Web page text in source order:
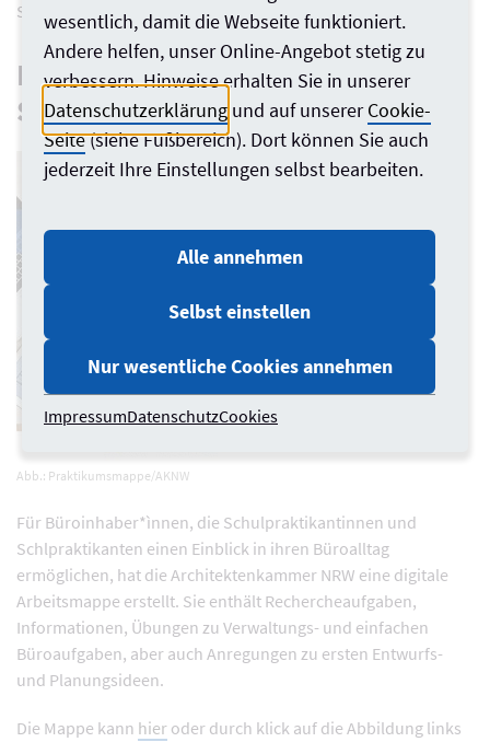
Schule”
Neu: Arbeitsmappe für
Schulpraktikant*innen
Abb.: Praktikumsmappe/AKNW
Für Büroinhaber*ìnnen, die Schulpraktikantinnen und
Schlpraktikanten einen Einblick in ihren Büroalltag
ermöglichen, hat die Architektenkammer NRW eine digitale
Arbeitsmappe erstellt. Sie enthält Rechercheaufgaben,
Informationen, Übungen zu Verwaltungs- und einfachen
Büroaufgaben, aber auch Anregungen zu ersten Entwurfs-
und Planungsideen.
Die Mappe kann hier oder durch klick auf die Abbildung links
wesentlich, damit die Webseite funktioniert.
Andere helfen, unser Online-Angebot stetig zu
verbessern. Hinweise erhalten Sie in unserer
Datenschutzerklärung und auf unsererCookie-
Seite(siehe Fußbereich). Dort können Sie auch
jederzeit Ihre Einstellungen selbst bearbeiten.
Alle annehmen
Selbst einstellen
Nur wesentliche Cookies annehmen
ImpressumDatenschutzCookies